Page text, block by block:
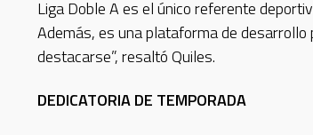
Liga Doble A es el único referente
Además, es una plataforma de
destacarse”, resaltó Quiles.
DEDICATORIA DE TEMPORADA